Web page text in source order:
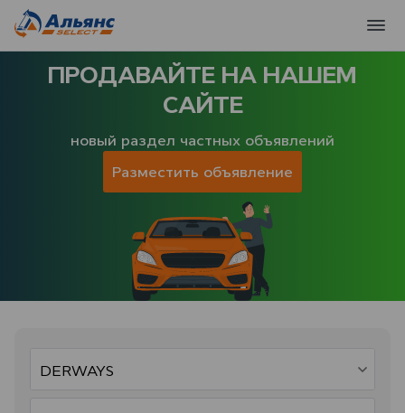
ПРОДАВАЙТЕ НА НАШЕМ
САЙТЕ
новый раздел частных объявлений
Разместить объявление